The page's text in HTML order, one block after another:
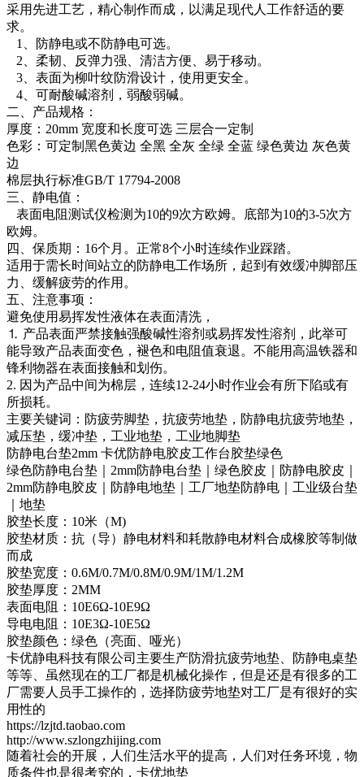
采用先进工艺，精心制作而成，以满足现代人工作舒适的要
求。
1、防静电或不防静电可选。
2、柔韧、反弹力强、清洁方便、易于移动。
3、表面为柳叶纹防滑设计，使用更安全。
4、可耐酸碱溶剂，弱酸弱碱。
二、产品规格：
厚度：20mm 宽度和长度可选 三层合一定制
色彩：可定制黑色黄边 全黑 全灰 全绿 全蓝 绿色黄边 灰色黄
边
棉层执行标准GB/T 17794-2008
三、静电值：
表面电阻测试仪检测为10的9次方欧姆。底部为10的3-5次方
欧姆。
四、保质期：16个月。正常8个小时连续作业踩踏。
适用于需长时间站立的防静电工作场所，起到有效缓冲脚部压
力、缓解疲劳的作用。
五、注意事项：
避免使用易挥发性液体在表面清洗，
⒈ 产品表面严禁接触强酸碱性溶剂或易挥发性溶剂，此举可
能导致产品表面变色，褪色和电阻值衰退。不能用高温铁器和
锋利物器在表面接触和划伤。
2. 因为产品中间为棉层，连续12-24小时作业会有所下陷或有
所损耗。
主要关键词：防疲劳脚垫，抗疲劳地垫，防静电抗疲劳地垫，
减压垫，缓冲垫，工业地垫，工业地脚垫
防静电台垫2mm 卡优防静电胶皮工作台胶垫绿色
绿色防静电台垫｜2mm防静电台垫｜绿色胶皮｜防静电胶皮｜
2mm防静电胶皮｜防静电地垫｜工厂地垫防静电｜工业级台垫
｜地垫
胶垫长度：10米（M)
胶垫材质：抗（导）静电材料和耗散静电材料合成橡胶等制做
而成
胶垫宽度：0.6M/0.7M/0.8M/0.9M/1M/1.2M
胶垫厚度：2MM
表面电阻：10E6Ω-10E9Ω
导电电阻：10E3Ω-10E5Ω
胶垫颜色：绿色（亮面、哑光）
卡优静电科技有限公司主要生产防滑抗疲劳地垫、防静电桌垫
等等、虽然现在的工厂都是机械化操作，但是还是有很多的工
厂需要人员手工操作的，选择防疲劳地垫对工厂是有很好的实
用性的
https://lzjtd.taobao.com
http://www.szlongzhijing.com
随着社会的开展，人们生活水平的提高，人们对任务环境，物
质条件也是很考究的，卡优地垫